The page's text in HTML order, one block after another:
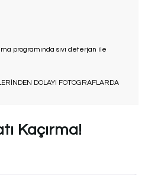
programında sıvı deterjan ile
DOLAYI FOTOGRAFLARDA
Kaçırma!